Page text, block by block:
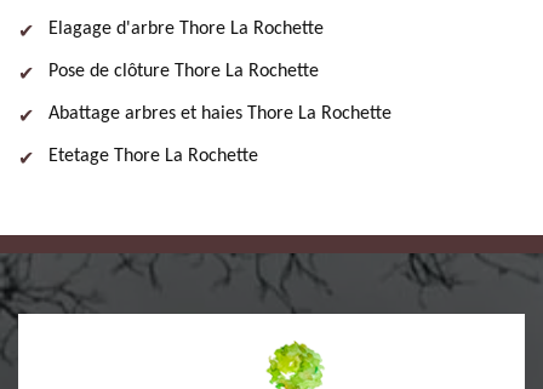
Elagage d'arbre Thore La Rochette
Pose de clôture Thore La Rochette
Abattage arbres et haies Thore La Rochette
Etetage Thore La Rochette